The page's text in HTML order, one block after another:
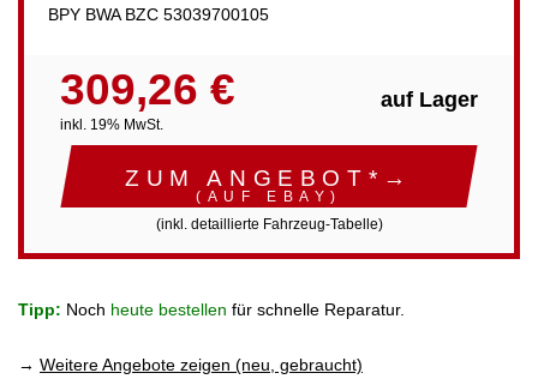
BPY BWA BZC 53039700105
309,26 €
inkl. 19% MwSt.
auf Lager
ZUM ANGEBOT*→
(AUF EBAY)
(inkl. detaillierte Fahrzeug-Tabelle)
Tipp: Noch heute bestellen für schnelle Reparatur.
→ Weitere Angebote zeigen (neu, gebraucht)